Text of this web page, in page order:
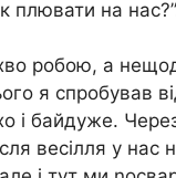
плювати на
робою, а
я спробував
і байдуже. Через
весілля у нас